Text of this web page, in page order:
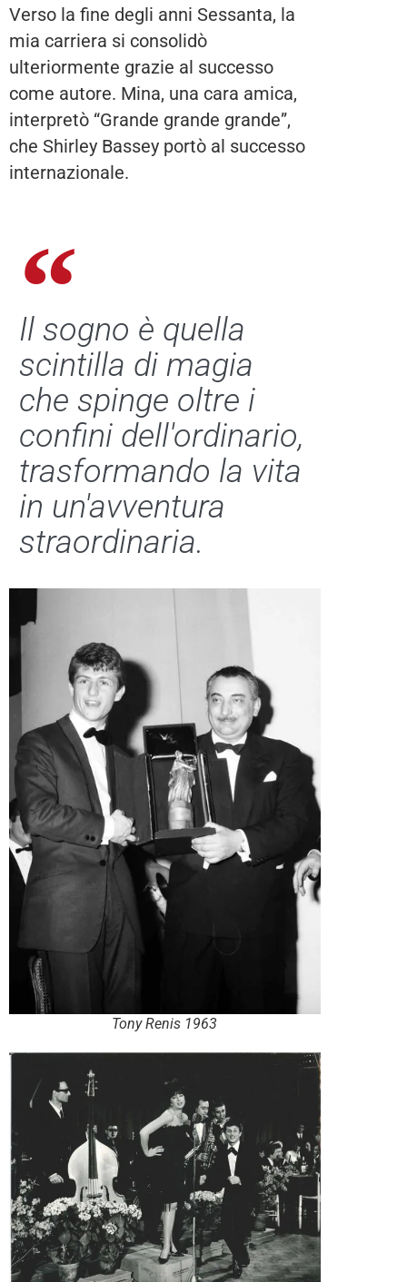
Verso la fine degli anni Sessanta, la
mia carriera si consolidò
ulteriormente grazie al successo
come autore. Mina, una cara amica,
interpretò “Grande grande grande”,
che Shirley Bassey portò al successo
internazionale.
Il sogno è quella
scintilla di magia
che spinge oltre i
confini dell'ordinario,
trasformando la vita
in un'avventura
straordinaria.
Tony Renis 1963